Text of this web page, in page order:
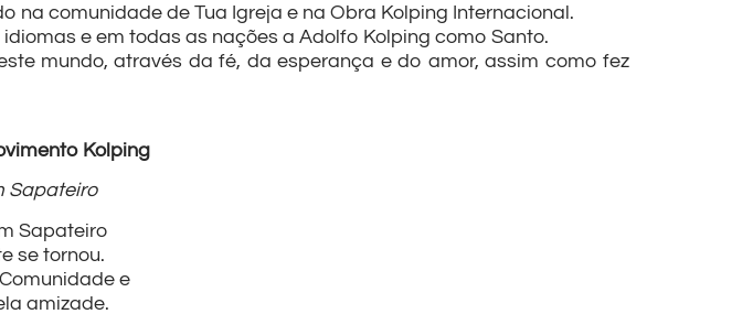
na comunidade de Tua Igreja e na Obra Kolping Internacional.
e em todas as nações a Adolfo Kolping como Santo.
mundo, através da fé, da esperança e do amor, assim como fez
Kolping
Sapateiro
Sapateiro
se tornou.
e
amizade.